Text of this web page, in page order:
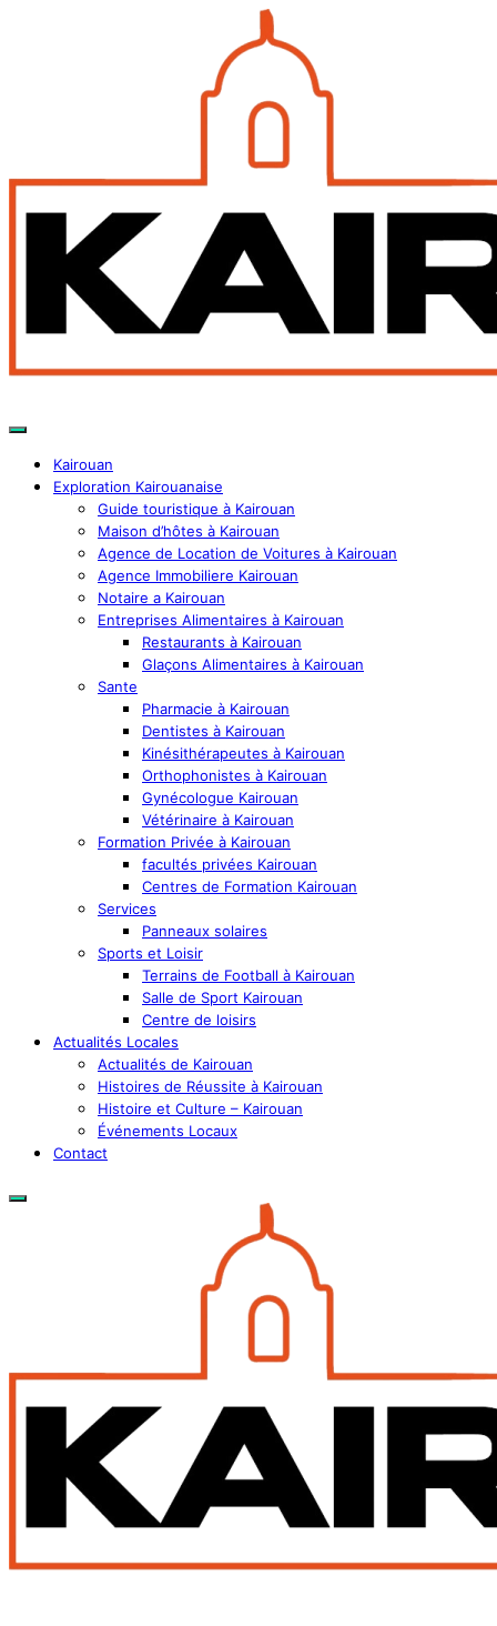
Kairouan
Exploration Kairouanaise
Guide touristique à Kairouan
Maison d’hôtes à Kairouan
Agence de Location de Voitures à Kairouan
Agence Immobiliere Kairouan
Notaire a Kairouan
Entreprises Alimentaires à Kairouan
Restaurants à Kairouan
Glaçons Alimentaires à Kairouan
Sante
Pharmacie à Kairouan
Dentistes à Kairouan
Kinésithérapeutes à Kairouan
Orthophonistes à Kairouan
Gynécologue Kairouan
Vétérinaire à Kairouan
Formation Privée à Kairouan
facultés privées Kairouan
Centres de Formation Kairouan
Services
Panneaux solaires
Sports et Loisir
Terrains de Football à Kairouan
Salle de Sport Kairouan
Centre de loisirs
Actualités Locales
Actualités de Kairouan
Histoires de Réussite à Kairouan
Histoire et Culture – Kairouan
Événements Locaux
Contact